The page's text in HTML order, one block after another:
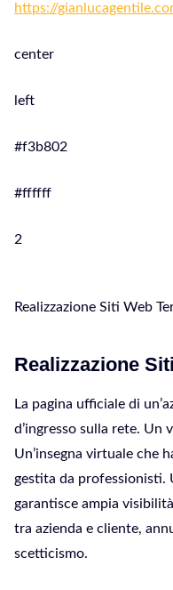
https://
center
left
#f3b802
#ffffff
2
Realizzazione Siti Web
Realizzazione
La pagina ufficiale di
d’ingresso sulla rete. Un
Un’insegna virtuale che
gestita da professionisti.
garantisce ampia
tra azienda e cliente,
scetticismo.